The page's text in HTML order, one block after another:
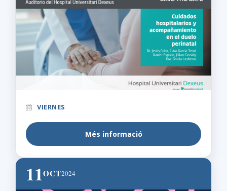
VIERNES
Més informació
11OCT2024